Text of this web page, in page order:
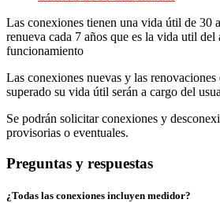
Las conexiones tienen una vida útil de 30
renueva cada 7 años que es la vida util
funcionamiento
Las conexiones nuevas y las renovaciones
superado su vida útil serán a cargo del
Se podrán solicitar conexiones y
provisorias o eventuales.
Preguntas y respuestas
¿Todas las conexiones incluyen medidor?